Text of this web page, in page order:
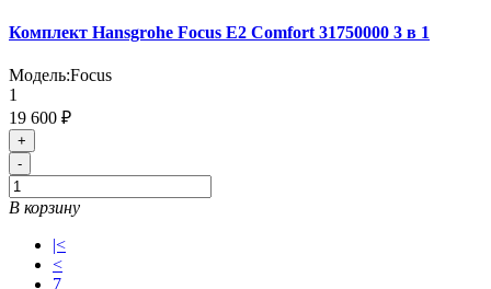
Комплект Hansgrohe Focus E2 Comfort 31750000 3 в 1
Модель:Focus
1
19 600 ₽
+
-
В корзину
|<
<
7